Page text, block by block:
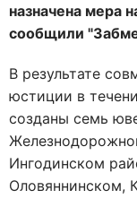
назначена мера
сообщили
В результате
юстиции в
созданы семь
Ингодинском
Оловяннинском,